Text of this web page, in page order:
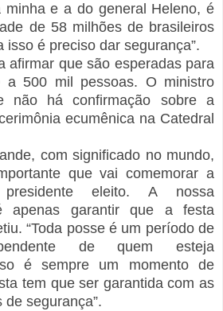
minha e a do general Heleno, é
de 58 milhões de brasileiros
isso é preciso dar segurança”.
afirmar que são esperadas para
a 500 mil pessoas. O ministro
não há confirmação sobre a
ecumênica na Catedral
com significado no mundo,
que vai comemorar a
eleito. A nossa
apenas garantir que a festa
“Toda posse é um período de
de quem esteja
é sempre um momento de
tem que ser garantida com as
segurança”.